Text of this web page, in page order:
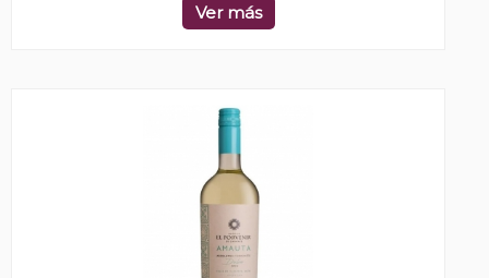
Ver más